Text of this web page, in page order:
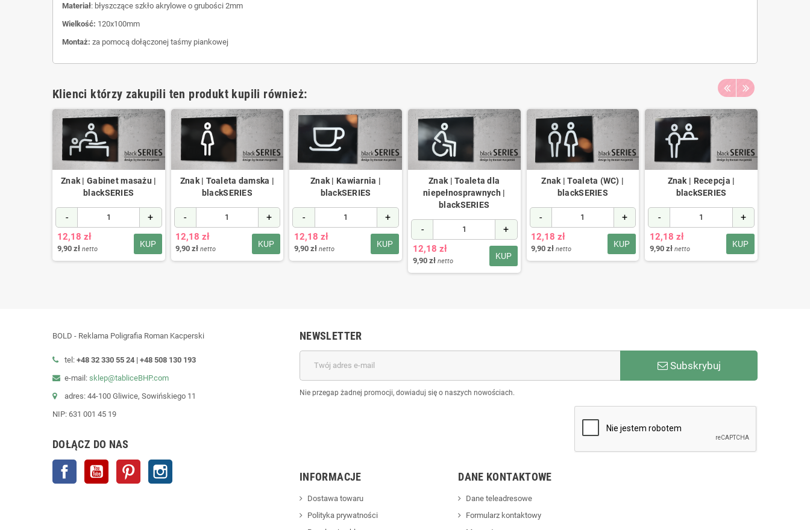
Materiał: błyszczące szkło akrylowe o grubości 2mm
Wielkość: 120x100mm
Montaż: za pomocą dołączonej taśmy piankowej
Klienci którzy zakupili ten produkt kupili również:
Znak | Gabinet masażu |
blackSERIES
- +
KUP
12,18 zł
9,90 zł netto
Znak | Toaleta damska |
blackSERIES
- +
KUP
12,18 zł
9,90 zł netto
Znak | Kawiarnia |
blackSERIES
- +
KUP
12,18 zł
9,90 zł netto
Znak | Toaleta dla
niepełnosprawnych |
blackSERIES
- +
KUP
12,18 zł
9,90 zł netto
Znak | Toaleta (WC) |
blackSERIES
- +
KUP
12,18 zł
9,90 zł netto
Znak | Recepcja |
blackSERIES
- +
KUP
12,18 zł
9,90 zł netto
BOLD - Reklama Poligrafia Roman Kacperski
tel: +48 32 330 55 24 | +48 508 130 193
e-mail: sklep@tabliceBHP.com
adres: 44-100 Gliwice, Sowińskiego 11
NIP: 631 001 45 19
DOŁĄCZ DO NAS
Facebook YouTube Pinterest
NEWSLETTER
Subskrybuj
Nie przegap żadnej promocji, dowiaduj się o naszych nowościach.
INFORMACJE
Dostawa towaru
Polityka prywatności
DANE KONTAKTOWE
Dane teleadresowe
Formularz kontaktowy